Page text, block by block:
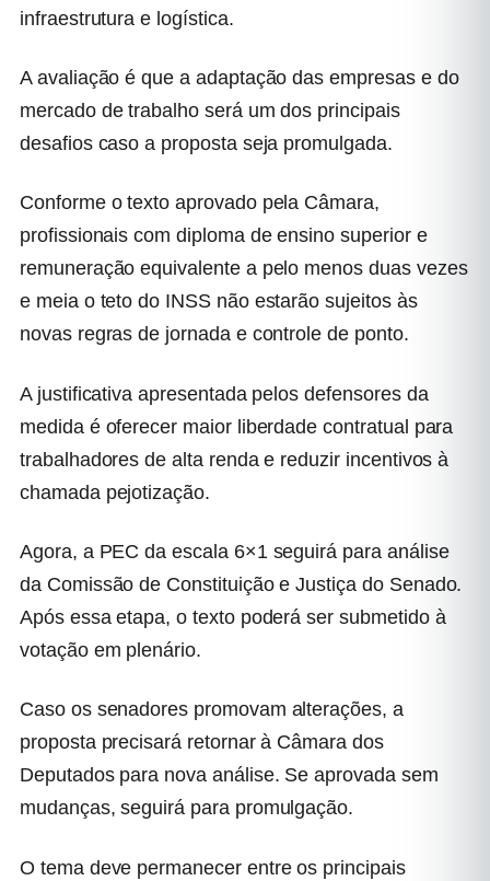
infraestrutura e logística.
A avaliação é que a adaptação das empresas e do
mercado de trabalho será um dos principais
desafios caso a proposta seja promulgada.
Conforme o texto aprovado pela Câmara,
profissionais com diploma de ensino superior e
remuneração equivalente a pelo menos duas vezes
e meia o teto do INSS não estarão sujeitos às
novas regras de jornada e controle de ponto.
A justificativa apresentada pelos defensores da
medida é oferecer maior liberdade contratual para
trabalhadores de alta renda e reduzir incentivos à
chamada pejotização.
Agora, a PEC da escala 6×1 seguirá para análise
da Comissão de Constituição e Justiça do Senado.
Após essa etapa, o texto poderá ser submetido à
votação em plenário.
Caso os senadores promovam alterações, a
proposta precisará retornar à Câmara dos
Deputados para nova análise. Se aprovada sem
mudanças, seguirá para promulgação.
O tema deve permanecer entre os principais